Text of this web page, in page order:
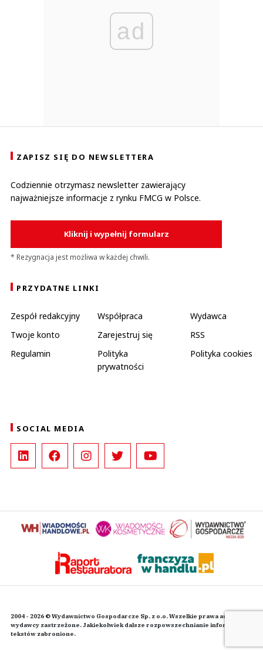
ad
ZAPISZ SIĘ DO NEWSLETTERA
Codziennie otrzymasz newsletter zawierający
najważniejsze informacje z rynku FMCG w Polsce.
Kliknij i wypełnij formularz
* Rezygnacja jest możliwa w każdej chwili.
PRZYDATNE LINKI
Zespół redakcyjny Współpraca
Wydawca
Twoje konto
Zarejestruj się
RSS
Regulamin
Polityka
prywatności
Polityka cookies
SOCIAL MEDIA
2004 - 2026 © Wydawnictwo Gospodarcze Sp. z o.o. Wszelkie prawa autorskie
wydawcy zastrzeżone. Jakiekolwiek dalsze rozpowszechnianie informacji i
tekstów zabronione.